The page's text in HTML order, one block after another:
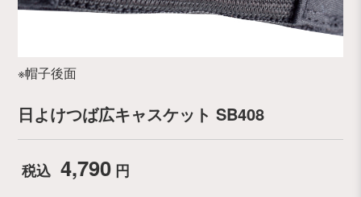
※帽子後面
日よけつば広キャスケット SB408
税込 4,790 円